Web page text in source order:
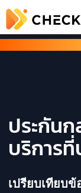
ประกัน
บริการ
เปรียบเทียบ